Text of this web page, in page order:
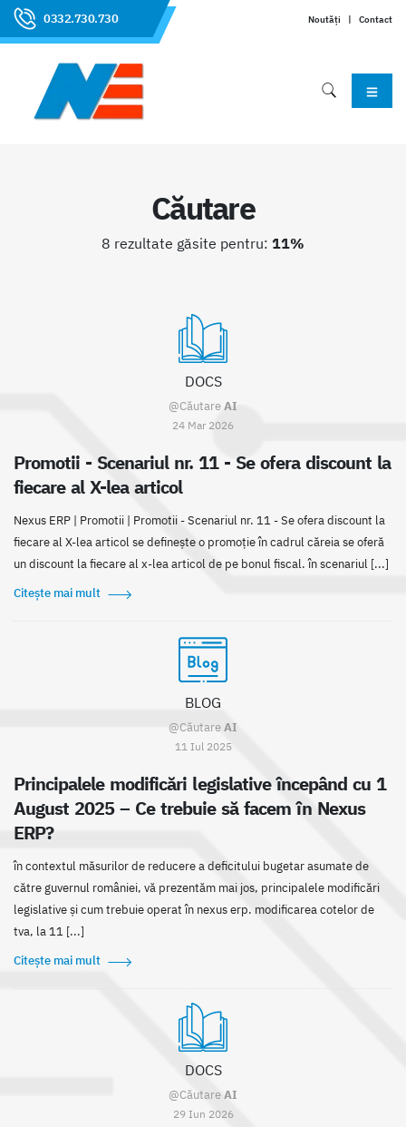
0332.730.730 Noutăți | Contact
Căutare
8 rezultate găsite pentru: 11%
DOCS
@CăutareAI
24 Mar 2026
Promotii - Scenariul nr. 11 - Se ofera discount la
fiecare al X-lea articol
Nexus ERP | Promotii | Promotii - Scenariul nr. 11 - Se ofera discount la
fiecare al X-lea articol se definește o promoție în cadrul căreia se oferă
un discount la fiecare al x-lea articol de pe bonul fiscal. în scenariul [...]
Citește mai mult
BLOG
@CăutareAI
11 Iul 2025
Principalele modificări legislative începând cu 1
August 2025 – Ce trebuie să facem în Nexus
ERP?
în contextul măsurilor de reducere a deficitului bugetar asumate de
către guvernul româniei, vă prezentăm mai jos, principalele modificări
legislative și cum trebuie operat în nexus erp. modificarea cotelor de
tva, la 11 [...]
Citește mai mult
DOCS
@CăutareAI
29 Iun 2026